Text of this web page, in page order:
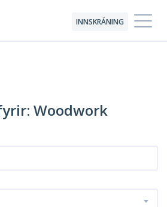
INNSKRÁNING
Woodwork